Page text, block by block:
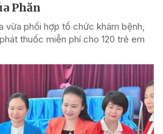
Phăn
vừa phối hợp tổ chức khám bệnh,
thuốc miễn phí cho 120 trẻ em